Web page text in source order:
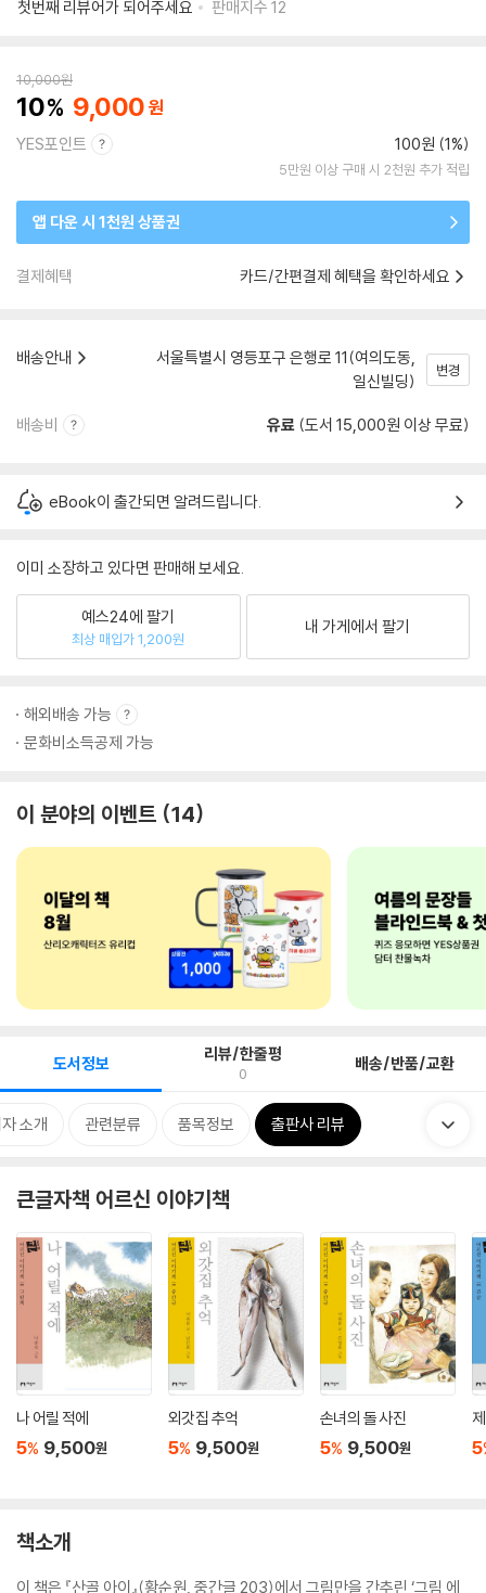
첫번째 리뷰어가 되어주세요
판매지수 12
10,000원
10 9,000
YES포인트 100원 (1%)
5만원 이상 구매 시 2천원 추가 적립
앱 다운 시 1천원 상품권
결제혜택 카드/간편결제 혜택을 확인하세요
배송안내
서울특별시 영등포구 은행로 11(여의도동,
일신빌딩)
변경
배송비 유료 (도서 15,000원 이상 무료)
eBook이 출간되면 알려드립니다.
이미 소장하고 있다면 판매해 보세요.
예스24에 팔기
최상 매입가 1,200원
내 가게에서 팔기
해외배송 가능
문화비소득공제 가능
이 분야의 이벤트 14
도서정보 리뷰/한줄평
0 배송/반품/교환
소개 관련분류 품목정보 출판사 리뷰
큰글자책 어르신 이야기책
나 어릴 적에
5% 9,500원
외갓집 추억
5% 9,500원
손녀의 돌 사진
5% 9,500원 5
책소개
이 책은 『산골 아이』(황순원, 중간글 203)에서 그림만을 간추린 ‘그림 에